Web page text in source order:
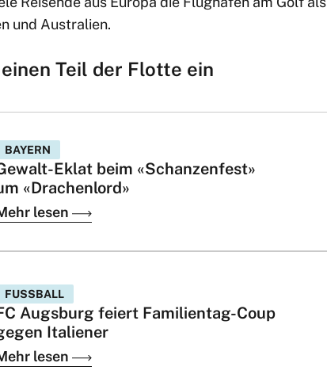
und Australien.
Teil der Flotte ein
BAYERN
Eklat beim «Schanzenfest»
«Drachenlord»
lesen
FUSSBALL
Augsburg feiert Familientag-Coup
Italiener
lesen